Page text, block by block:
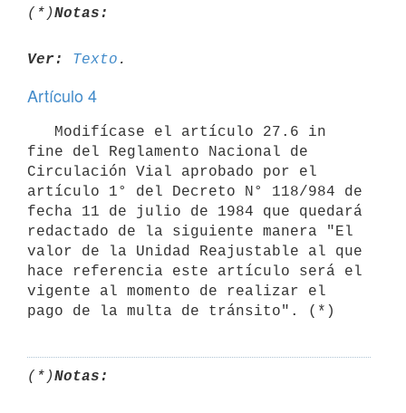
(*)Notas:
Ver: Texto
Artículo 4
fine del Reglamento Nacional de
Circulación Vial aprobado por el
artículo 1° del Decreto N° 118/984 de
fecha 11 de julio de 1984 que quedará
redactado de la siguiente manera "El
valor de la Unidad Reajustable al que
hace referencia este artículo será el
vigente al momento de realizar el
(*)Notas: